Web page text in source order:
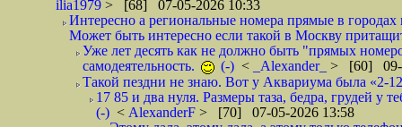
ilia1979 > [68] 07-05-2026 10:33
Интересно а региональные номера прямые в
Может быть интересно если такой в Москву
Уже лет десять как не должно быть "прямых
самодеятельность.
(-) < _Alexander_ > [60] 09-
Такой пездни не знаю. Вот у Аквариума была «2-
17 85 и два нуля. Размеры таза, бедра, грудей у
(-) < AlexanderF > [70] 07-05-2026 13:58